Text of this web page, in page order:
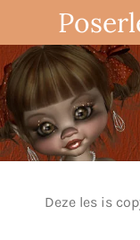
direct
naar
de
hoofdinhoud
Deze les is